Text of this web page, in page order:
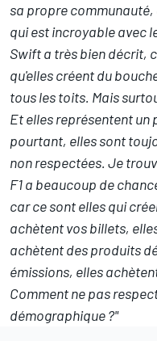
sa propre communauté,
qui est incroyable avec
Swift a très bien décrit,
qu'elles créent du
tous les toits. Mais
Et elles représentent
pourtant, elles sont
non respectées. Je
F1 a beaucoup de
car ce sont elles qui
achètent vos billets,
achètent des produits
émissions, elles
Comment ne pas
démographique ?"